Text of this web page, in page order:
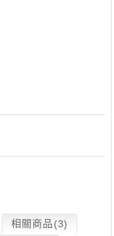
相關商品(3)